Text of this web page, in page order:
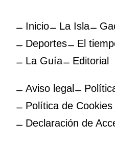
Inicio La Isla
Deportes
El
La Guía
Editorial
Aviso legal
Política de Cookies
Declaración de